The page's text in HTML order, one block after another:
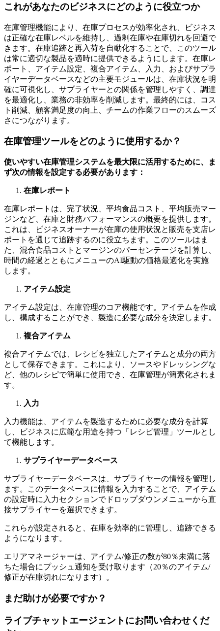
これがあなたのビジネスにどのように役立つか
在庫管理機能により、在庫プロセスが効率化され、ビジネス
は正確な在庫レベルを維持し、過剰在庫や在庫切れを回避で
きます。在庫追跡と再入荷を自動化することで、このツール
は常に適切な製品を適時に提供できるようにします。在庫レ
ポート、アイテム設定、複合アイテム、入力、およびサプラ
イヤーデータベースなどの主要モジュールは、在庫状況を明
確に可視化し、サプライヤーとの関係を管理しやすく、調達
を最適化し、業務の非効率を削減します。最終的には、コス
ト削減、顧客満足度の向上、チームの作業フローのスムーズ
さにつながります。
在庫管理ツールをどのように使用するか？
使いやすい在庫管理システムを最大限に活用するために、ま
ず次の情報を設定する必要があります：
在庫レポート
在庫レポートは、完了状況、平均食品コスト、平均販売マー
ジンなど、在庫と財務パフォーマンスの概要を提供します。
これは、ビジネスオーナーが在庫の使用状況と販売を支店レ
ポートを通じて追跡するのに役立ちます。このツールはま
た、混合食品コストとマージンのパーセンテージを計算し、
時間の経過とともにメニューのAI駆動の価格最適化を実施
します。
アイテム設定
アイテム設定は、在庫管理のコア機能です。アイテムを作成
し、構成することができ、製造に必要な成分を決定します。
複合アイテム
複合アイテムでは、レシピを独立したアイテムと成分の両方
として保存できます。これにより、ソースやドレッシングな
ど、他のレシピで簡単に使用でき、在庫管理が簡素化されま
す。
入力
入力機能は、アイテムを製造するために必要な成分を計算
し、ビジネスに広範な用途を持つ「レシピ管理」ツールとし
て機能します。
サプライヤーデータベース
サプライヤーデータベースは、サプライヤーの情報を管理し
ます。このデータベースに情報を入力することで、アイテム
の設定時に入力セクションでドロップダウンメニューから直
接サプライヤーを選択できます。
これらが設定されると、在庫を効率的に管理し、追跡できる
ようになります。
エリアマネージャーは、アイテム/修正の数が80％未満に落
ちた場合にプッシュ通知を受け取ります（20％のアイテム/
修正が在庫切れになります）。
まだ助けが必要ですか？
ライブチャットエージェントにお問い合わせくだ